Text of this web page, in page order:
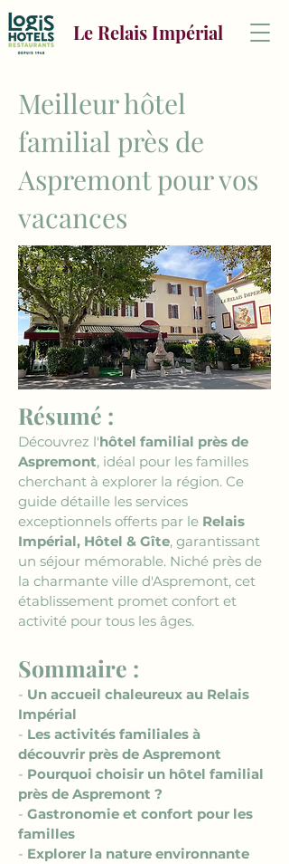
Le Relais Impérial
Meilleur hôtel
familial près de
Aspremont pour vos
vacances
Résumé :
Découvrez l'hôtel familial près de
Aspremont, idéal pour les familles
cherchant à explorer la région. Ce
guide détaille les services
exceptionnels offerts par le Relais
Impérial, Hôtel & Gîte, garantissant
un séjour mémorable. Niché près de
la charmante ville d'Aspremont, cet
établissement promet confort et
activité pour tous les âges.
Sommaire :
- Un accueil chaleureux au Relais
Impérial
- Les activités familiales à
découvrir près de Aspremont
- Pourquoi choisir un hôtel familial
près de Aspremont ?
- Gastronomie et confort pour les
familles
- Explorer la nature environnante